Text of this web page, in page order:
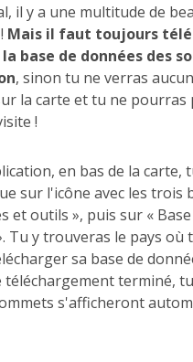
il y a une multitude de
Mais il faut toujours
base de données des
, sinon tu ne verras
la carte et tu ne pourras
!
en bas de la carte,
sur l'icône avec les trois
et outils », puis sur «
Tu y trouveras le pays où
sa base de
téléchargement terminé,
s'afficheront